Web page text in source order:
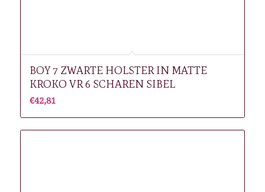
BOY 7 ZWARTE HOLSTER IN MATTE
KROKO VR 6 SCHAREN SIBEL
€42,81